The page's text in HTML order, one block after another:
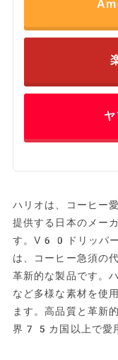
ハリオは、コーヒー
提供する日本のメー
す。V60ドリッパー
は、コーヒー急須の
革新的な製品です。
など多様な素材を使
ます。高品質と革新
界75カ国以上で愛